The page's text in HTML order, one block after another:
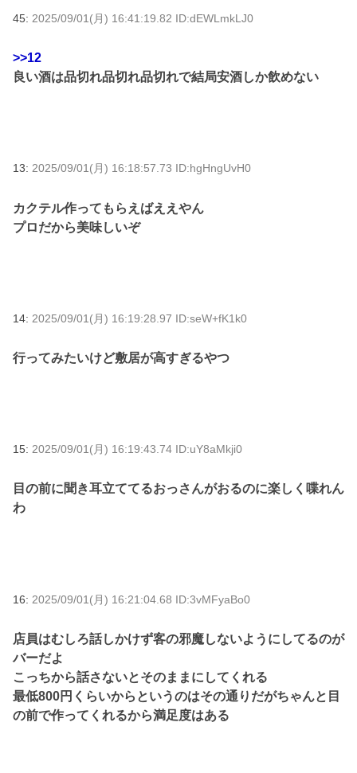
45: 2025/09/01(月) 16:41:19.82 ID:dEWLmkLJ0
>>12
良い酒は品切れ品切れ品切れで結局安酒しか飲めない
13: 2025/09/01(月) 16:18:57.73 ID:hgHngUvH0
カクテル作ってもらえばええやん
プロだから美味しいぞ
14: 2025/09/01(月) 16:19:28.97 ID:seW+fK1k0
行ってみたいけど敷居が高すぎるやつ
15: 2025/09/01(月) 16:19:43.74 ID:uY8aMkji0
目の前に聞き耳立ててるおっさんがおるのに楽しく喋れん
わ
16: 2025/09/01(月) 16:21:04.68 ID:3vMFyaBo0
店員はむしろ話しかけず客の邪魔しないようにしてるのが
バーだよ
こっちから話さないとそのままにしてくれる
最低800円くらいからというのはその通りだがちゃんと目
の前で作ってくれるから満足度はある